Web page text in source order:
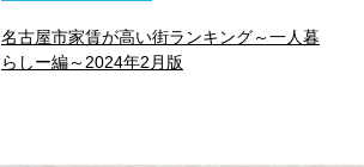
名古屋市家賃が高い街ランキング～一人暮
らしー編～2024年2月版